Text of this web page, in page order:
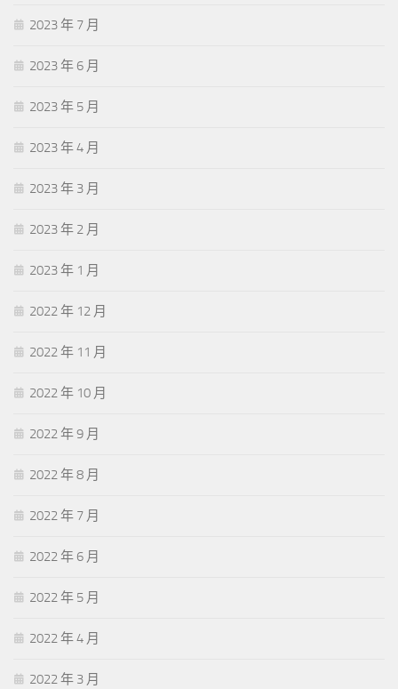
2023 年 7 月
2023 年 6 月
2023 年 5 月
2023 年 4 月
2023 年 3 月
2023 年 2 月
2023 年 1 月
2022 年 12 月
2022 年 11 月
2022 年 10 月
2022 年 9 月
2022 年 8 月
2022 年 7 月
2022 年 6 月
2022 年 5 月
2022 年 4 月
2022 年 3 月